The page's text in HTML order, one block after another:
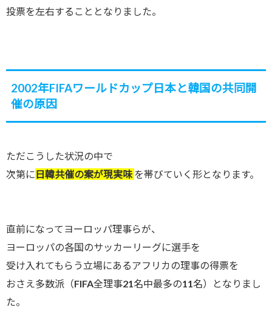
投票を左右することとなりました。
2002年FIFAワールドカップ日本と韓国の共同開
催の原因
ただこうした状況の中で
次第に 日韓共催の案が現実味 を帯びていく形となります。
直前になってヨーロッパ理事らが、
ヨーロッパの各国のサッカーリーグに選手を
受け入れてもらう立場にあるアフリカの理事の得票を
おさえ多数派（FIFA全理事21名中最多の11名）となりまし
た。